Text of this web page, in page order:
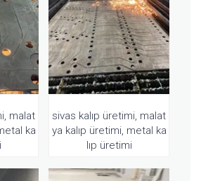
malat
ka
sivas kalıp üretimi, malat
ya kalıp üretimi, metal ka
lıp üretimi